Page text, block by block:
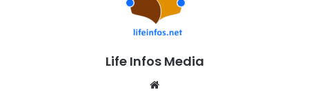
Life Infos Media